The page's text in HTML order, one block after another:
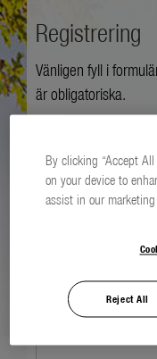
Registrering
Vänligen fyll i
är obligatoriska.
Hälsning *
Efternamn *
By clicking “Accept
on your device to
assist in our
Reject All